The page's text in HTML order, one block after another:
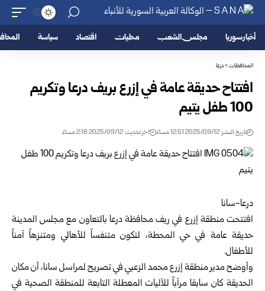
أخبار سوريا مجلس الشعب محليات اقتصاد سياسة
المحافظات>درعا
افتتاح حديقة عامة في إزرع بريف درعا وتكريم
100 طفل يتيم
تاريخ النشر: 2025/09/12 12:51 مساءً اخر تحديث: 2025/09/12 2:18 مساءً
درعا-سانا
افتتحت منطقة إزرع في ريف محافظة درعا بالتعاون مع مجلس المدينة
حديقة عامة في حي المحطة، لتكون متنفساً للأهالي ومتنزهاً آمناً
للأطفال.
وأوضح مدير منطقة إزرع محمد الزعبي في تصريح لمراسل سانا، أن مكان
الحديقة كان سابقا مرآباً للآليات المعطلة التابعة للمنطقة الصحية في